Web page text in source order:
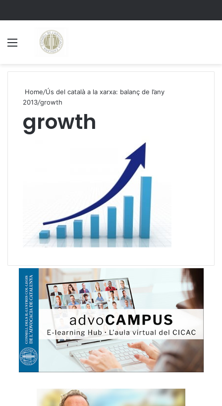
Home/Ús del català a la xarxa: balanç de l’any
2013/growth
growth